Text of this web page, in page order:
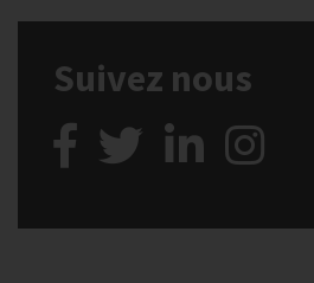
Suivez nous